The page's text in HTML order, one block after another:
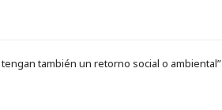
también un retorno social o ambiental”